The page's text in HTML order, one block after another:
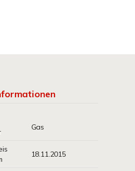
Gas
18.11.2015